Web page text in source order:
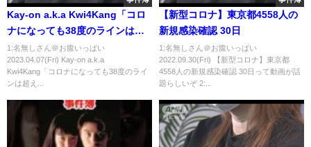
Kay-on a.k.a Kwi4Kang「コロ
ナになっても38度のラインは超
えれない」 | ラップスタア誕生
HOOD STAGE 新曲披露🎤 / フル
verはABEMAで公開中！
1:名無しさん＠お腹いっぱい
2023.04.07(Fri) Kay-on a.k.a
Kwi4Kang「コロナになっても38度のライ
ンは超え...
【新型コロナ】東京都4558人の
新規感染確認 30日
1:名無しさん＠お腹いっぱい
2022.09.30(Fri) 【新型コロナ】東京都
4558人の新規感染確認 30日って動画が話
題らしいぞ 2:...